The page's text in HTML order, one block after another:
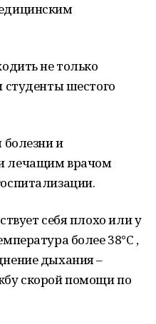
не только
студенты шестого
болезни и
лечащим врачом
себя плохо или у
более 38°С ,
дыхания –
скорой помощи по